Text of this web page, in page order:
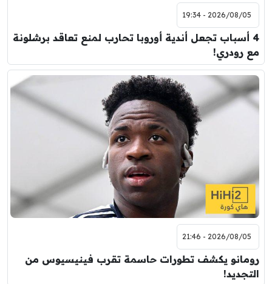
2026/08/05 - 19:34
4 أسباب تجعل أندية أوروبا تحارب لمنع تعاقد برشلونة
مع رودري!
2026/08/05 - 21:46
رومانو يكشف تطورات حاسمة تقرب فينيسيوس من
التجديد!